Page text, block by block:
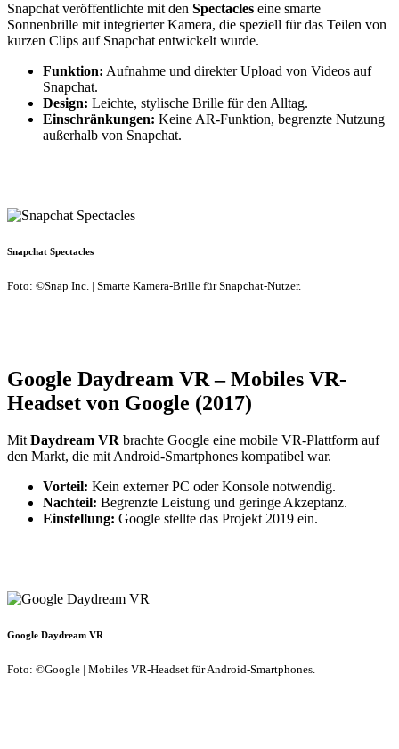
Snapchat veröffentlichte mit den Spectacles eine smarte
Sonnenbrille mit integrierter Kamera, die speziell für das Teilen von
kurzen Clips auf Snapchat entwickelt wurde.
Funktion: Aufnahme und direkter Upload von Videos auf
Snapchat.
Design: Leichte, stylische Brille für den Alltag.
Einschränkungen: Keine AR-Funktion, begrenzte Nutzung
außerhalb von Snapchat.
Snapchat Spectacles
Foto: ©Snap Inc. | Smarte Kamera-Brille für Snapchat-Nutzer.
Google Daydream VR – Mobiles VR-
Headset von Google (2017)
MitDaydream VR brachte Google eine mobile VR-Plattform auf
den Markt, die mit Android-Smartphones kompatibel war.
Vorteil: Kein externer PC oder Konsole notwendig.
Nachteil: Begrenzte Leistung und geringe Akzeptanz.
Einstellung: Google stellte das Projekt 2019 ein.
Google Daydream VR
Foto: ©Google | Mobiles VR-Headset für Android-Smartphones.